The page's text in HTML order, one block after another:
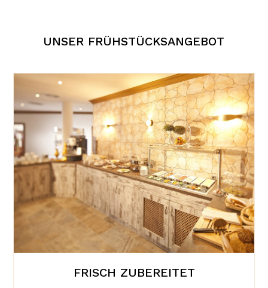
UNSER FRÜHSTÜCKSANGEBOT
FRISCH ZUBEREITET